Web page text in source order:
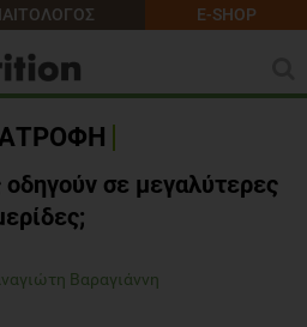
E-SHOP
σε μεγαλύτερες
Βαραγιάννη